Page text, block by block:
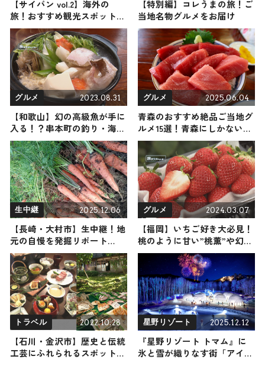
【サイパン vol.2】海外の
旅！おすすめ観光スポットや
グルメをリポート
【特別編】コレうまの旅！ご
当地名物グルメをお届け
グルメ 2023.08.31
【和歌山】幻の高級魚が手に
入る！？串本町の釣り・海
鮮・マリンスポーツ
グルメ 2025.06.04
青森のおすすめ絶品ご当地グ
ルメ15選！青森にしかない名
物から人気の名店15選も紹介
生中継 2025.12.06
【長崎・大村市】生中継！地
元の自慢を発掘リポート
2025年12月6日放送
グルメ 2024.03.07
【福岡】いちご好き大必見！
桃のように甘い”桃薫”や幻
の”綾美姫”
トラベル 2022.10.28
【石川・金沢市】歴史と伝統
工芸にふれられるスポット6
星野リゾート 2025.12.12
『星野リゾート トマム』に
氷と雪が織りなす街「アイス